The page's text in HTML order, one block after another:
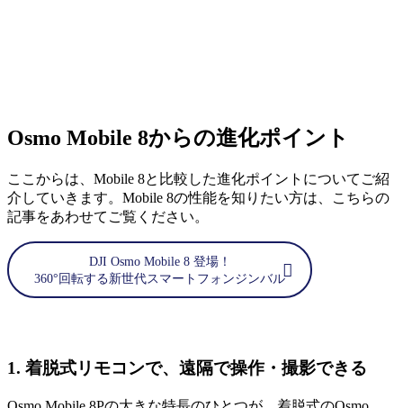
Osmo Mobile 8からの進化ポイント
ここからは、Mobile 8と比較した進化ポイントについてご紹
介していきます。Mobile 8の性能を知りたい方は、こちらの
記事をあわせてご覧ください。
DJI Osmo Mobile 8 登場！
360°回転する新世代スマートフォンジンバル
1. 着脱式リモコンで、遠隔で操作・撮影できる